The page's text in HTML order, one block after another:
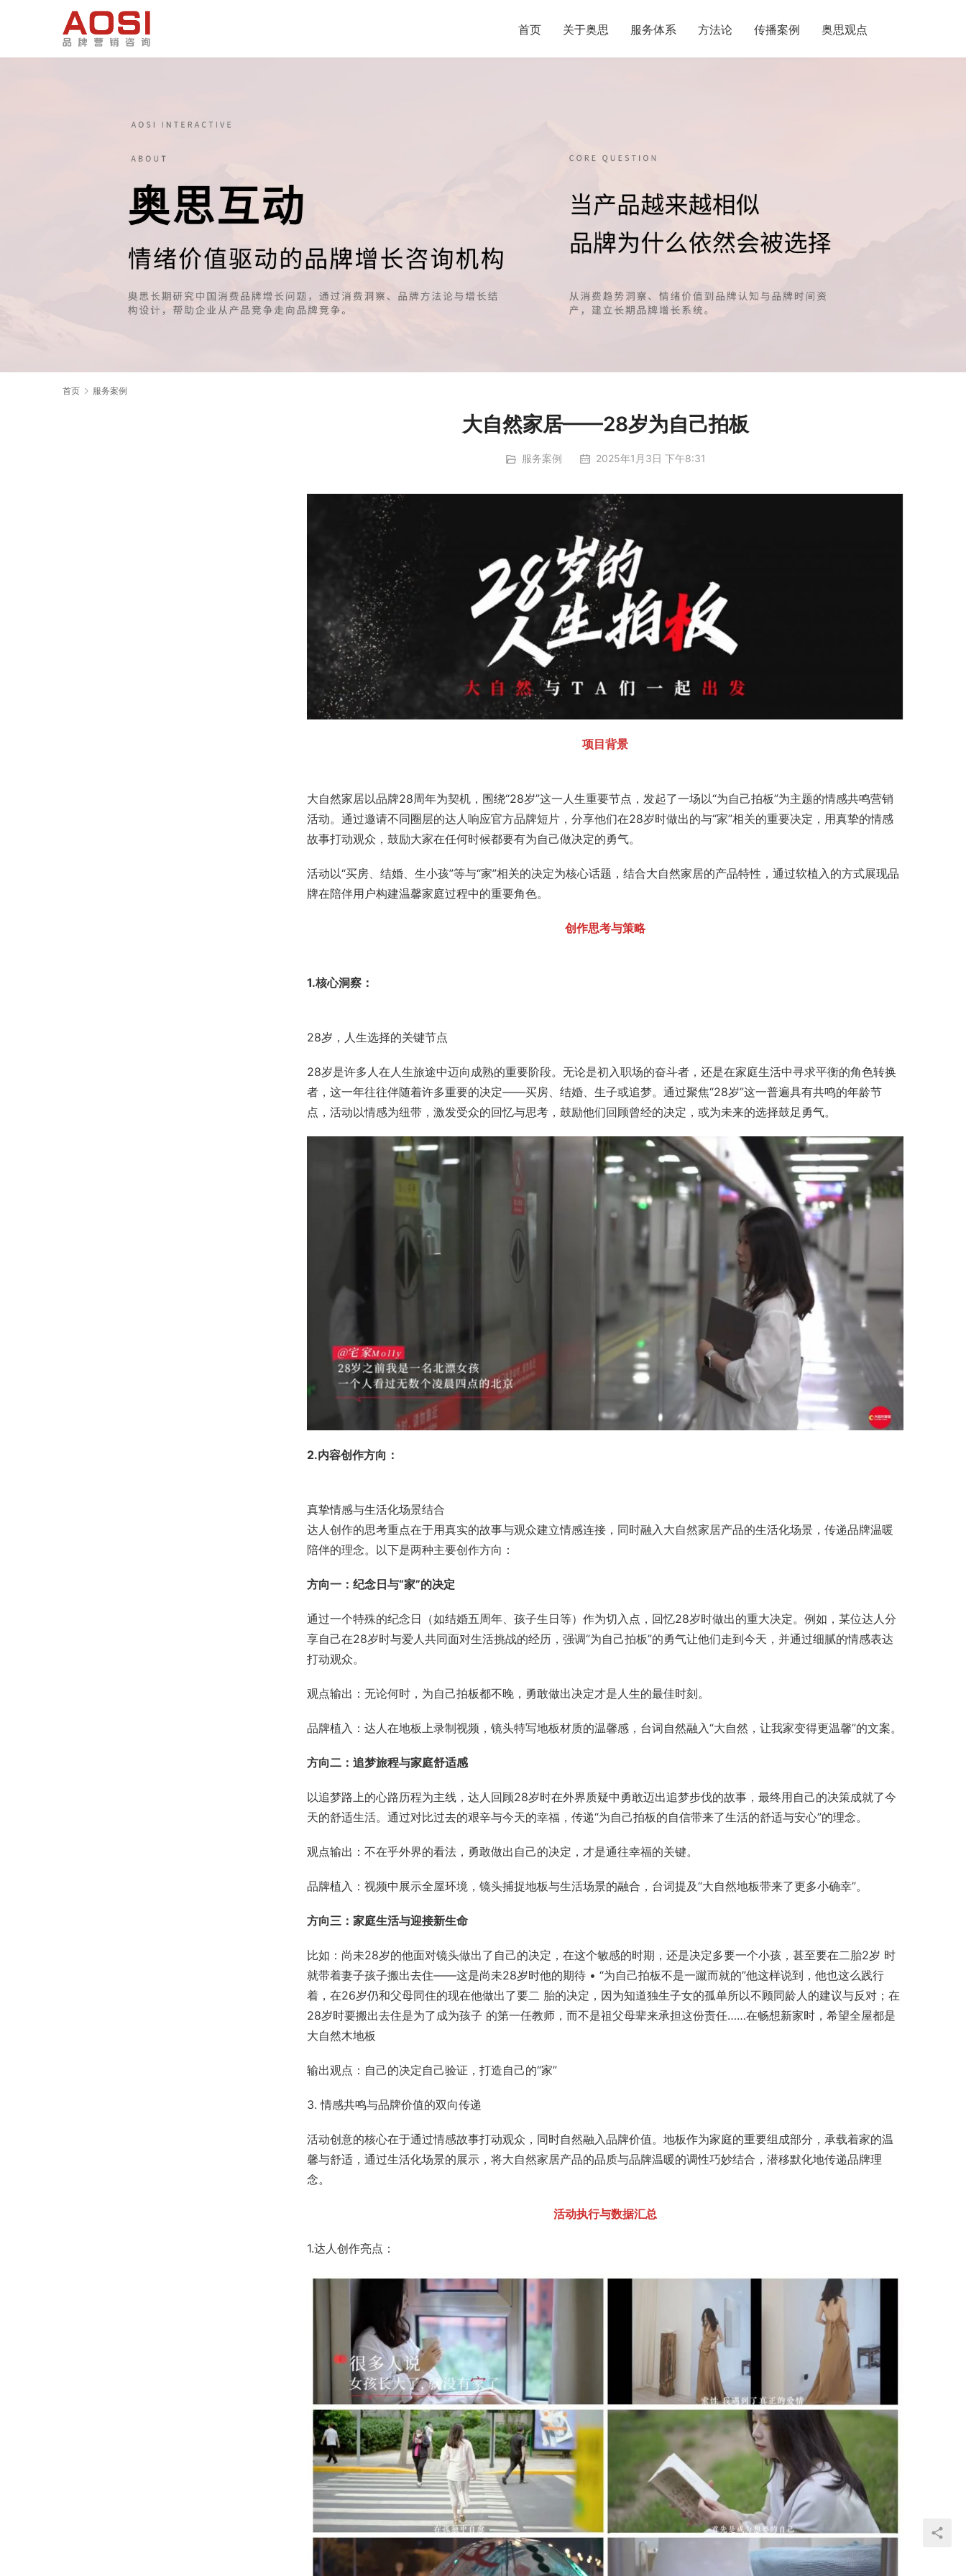
首页 关于奥思 服务体系 方法论 传播案例 奥思观点
首页 服务案例
大自然家居——28岁为自己拍板
服务案例 2025年1月3日 下午8:31
项目背景
大自然家居以品牌28周年为契机，围绕“28岁”这一人生重要节点，发起了一场以“为自己拍板”为主题的情感共鸣营销
活动。通过邀请不同圈层的达人响应官方品牌短片，分享他们在28岁时做出的与“家”相关的重要决定，用真挚的情感
故事打动观众，鼓励大家在任何时候都要有为自己做决定的勇气。
活动以“买房、结婚、生小孩”等与“家”相关的决定为核心话题，结合大自然家居的产品特性，通过软植入的方式展现品
牌在陪伴用户构建温馨家庭过程中的重要角色。
创作思考与策略
1.核心洞察：
28岁，人生选择的关键节点
28岁是许多人在人生旅途中迈向成熟的重要阶段。无论是初入职场的奋斗者，还是在家庭生活中寻求平衡的角色转换
者，这一年往往伴随着许多重要的决定——买房、结婚、生子或追梦。通过聚焦“28岁”这一普遍具有共鸣的年龄节
点，活动以情感为纽带，激发受众的回忆与思考，鼓励他们回顾曾经的决定，或为未来的选择鼓足勇气。
2.内容创作方向：
真挚情感与生活化场景结合
达人创作的思考重点在于用真实的故事与观众建立情感连接，同时融入大自然家居产品的生活化场景，传递品牌温暖
陪伴的理念。以下是两种主要创作方向：
方向一：纪念日与“家”的决定
通过一个特殊的纪念日（如结婚五周年、孩子生日等）作为切入点，回忆28岁时做出的重大决定。例如，某位达人分
享自己在28岁时与爱人共同面对生活挑战的经历，强调“为自己拍板”的勇气让他们走到今天，并通过细腻的情感表达
打动观众。
观点输出：无论何时，为自己拍板都不晚，勇敢做出决定才是人生的最佳时刻。
品牌植入：达人在地板上录制视频，镜头特写地板材质的温馨感，台词自然融入“大自然，让我家变得更温馨”的文案。
方向二：追梦旅程与家庭舒适感
以追梦路上的心路历程为主线，达人回顾28岁时在外界质疑中勇敢迈出追梦步伐的故事，最终用自己的决策成就了今
天的舒适生活。通过对比过去的艰辛与今天的幸福，传递“为自己拍板的自信带来了生活的舒适与安心”的理念。
观点输出：不在乎外界的看法，勇敢做出自己的决定，才是通往幸福的关键。
品牌植入：视频中展示全屋环境，镜头捕捉地板与生活场景的融合，台词提及“大自然地板带来了更多小确幸”。
方向三：家庭生活与迎接新生命
比如：尚未28岁的他面对镜头做出了自己的决定，在这个敏感的时期，还是决定多要一个小孩，甚至要在二胎2岁 时
就带着妻子孩子搬出去住——这是尚未28岁时他的期待 • “为自己拍板不是一蹴而就的”他这样说到，他也这么践行
着，在26岁仍和父母同住的现在他做出了要二 胎的决定，因为知道独生子女的孤单所以不顾同龄人的建议与反对；在
28岁时要搬出去住是为了成为孩子 的第一任教师，而不是祖父母辈来承担这份责任……在畅想新家时，希望全屋都是
大自然木地板
输出观点：自己的决定自己验证，打造自己的“家”
3. 情感共鸣与品牌价值的双向传递
活动创意的核心在于通过情感故事打动观众，同时自然融入品牌价值。地板作为家庭的重要组成部分，承载着家的温
馨与舒适，通过生活化场景的展示，将大自然家居产品的品质与品牌温暖的调性巧妙结合，潜移默化地传递品牌理
念。
活动执行与数据汇总
1.达人创作亮点：